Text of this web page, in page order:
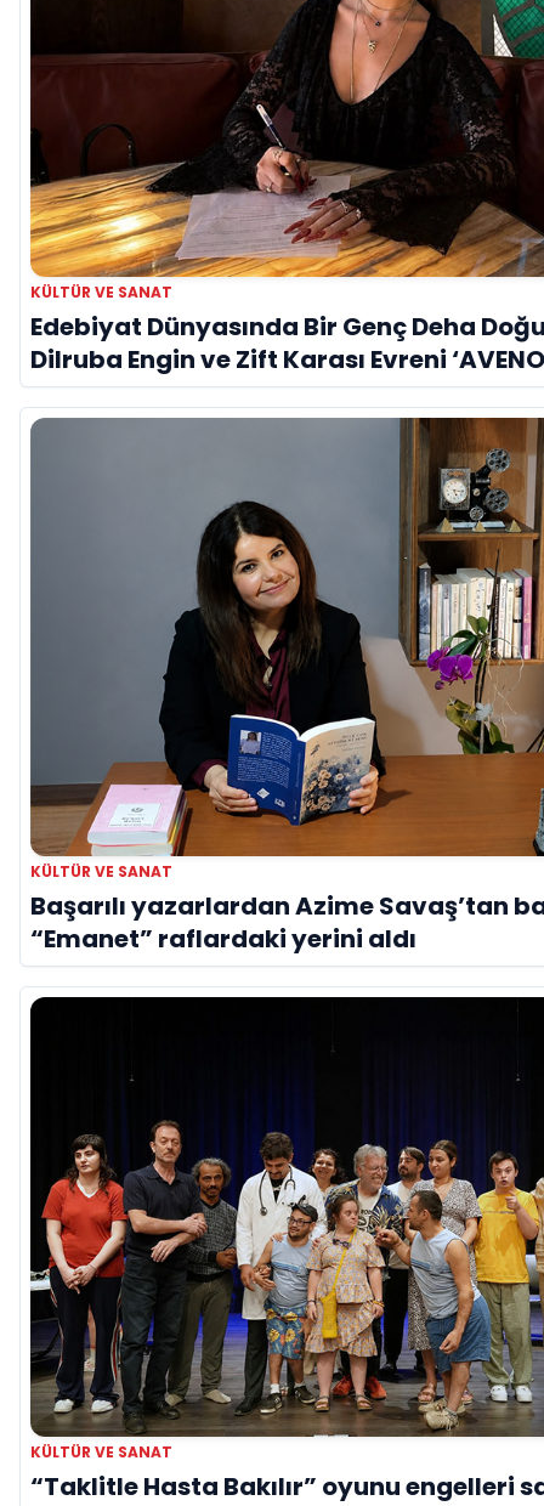
KÜLTÜR VE SANAT
Edebiyat Dünyasında Bir Genç Deha
Dilruba Engin ve Zift Karası Evreni
KÜLTÜR VE SANAT
Başarılı yazarlardan Azime Savaş’tan
“Emanet” raflardaki yerini aldı
KÜLTÜR VE SANAT
“Taklitle Hasta Bakılır” oyunu engelleri